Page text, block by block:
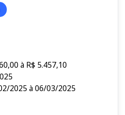
à R$ 5.457,10
2025 à 06/03/2025